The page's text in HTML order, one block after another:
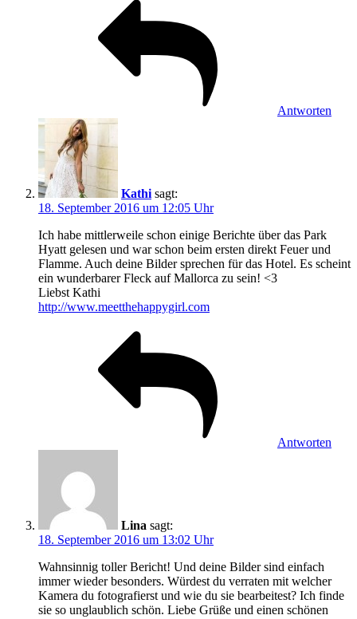
Antworten
Kathi sagt:
18. September 2016 um 12:05 Uhr
Ich habe mittlerweile schon einige Berichte über das Park
Hyatt gelesen und war schon beim ersten direkt Feuer und
Flamme. Auch deine Bilder sprechen für das Hotel. Es scheint
ein wunderbarer Fleck auf Mallorca zu sein! <3
Liebst Kathi
http://www.meetthehappygirl.com
Antworten
Lina sagt:
18. September 2016 um 13:02 Uhr
Wahnsinnig toller Bericht! Und deine Bilder sind einfach
immer wieder besonders. Würdest du verraten mit welcher
Kamera du fotografierst und wie du sie bearbeitest? Ich finde
sie so unglaublich schön. Liebe Grüße und einen schönen